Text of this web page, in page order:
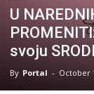
U
svoju
By Portal - October